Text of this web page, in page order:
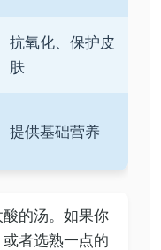
抗氧化、保护皮
肤
提供基础营养
的汤。如果你
者选熟一点的